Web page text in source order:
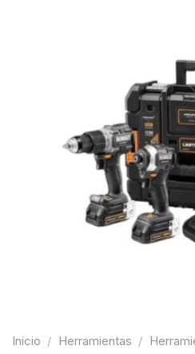
Inicio / Herramientas /